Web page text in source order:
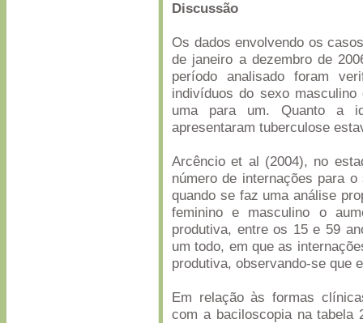
Discussão
Os dados envolvendo os
de janeiro a dezembro de
período analisado foram
indivíduos do sexo
uma para um. Quanto a
apresentaram tuberculose
Arcêncio et al (2004), no
número de internações para
quando se faz uma análise
feminino e masculino o
produtiva, entre os 15 e 59
um todo, em que as
produtiva, observando-se que
Em relação às formas
com a baciloscopia na tabela